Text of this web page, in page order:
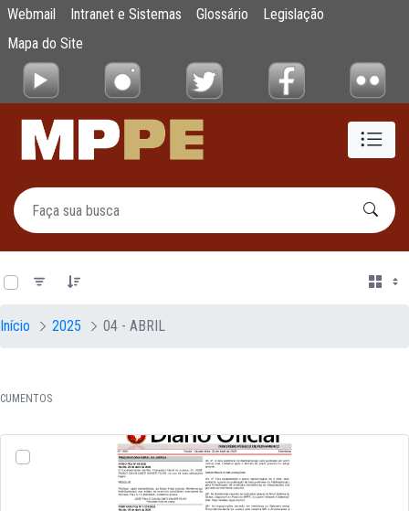
Pular para o Conteúdo principal
Documentos
Webmail Intranet e Sistemas Glossário
Legislação
Mapa do Site
Início 2025 04 - ABRIL